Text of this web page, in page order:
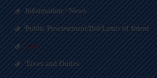
Information / News
Public Procurement/Bid/Letter of Intent
Law
Taxes and Duties